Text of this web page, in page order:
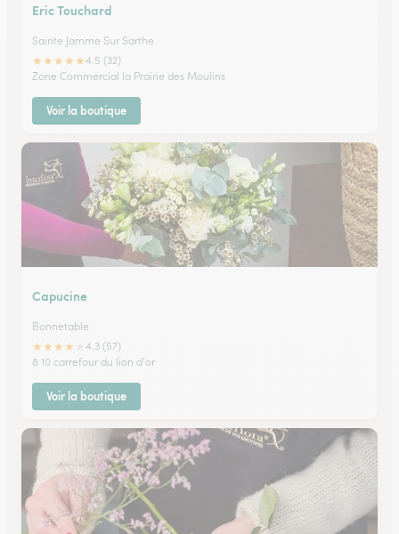
Eric Touchard
Sainte Jamme Sur Sarthe
★★★★★4.5 (32)
Zone Commercial la Prairie des Moulins
Voir la boutique
Capucine
Bonnetable
★★★★
4.3 (57)
8 10 carrefour du lion d'or
Voir la boutique